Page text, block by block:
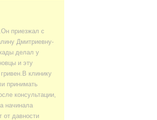
приезжал с
Дмитриевну-
делал у
и эту
клинику
принимать
консультации,
начинала
от давности